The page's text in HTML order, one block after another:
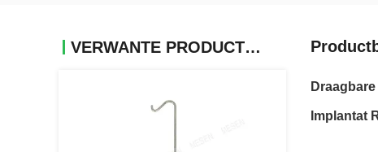
VERWANTE PRODUCTEN
Implantat